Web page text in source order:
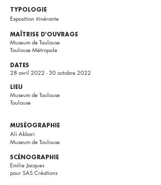
TYPOLOGIE
Exposition itinérante
MAÎTRISE D'OUVRAGE
Museum de Toulouse
Toulouse Métropole
DATES
28 avril 2022 - 30 octobre 2022
LIEU
Museum de Toulouse
Toulouse
MUSÉOGRAPHIE
Ali Akbari
Museum de Toulouse
SCÉNOGRAPHIE
Emilie Jacques
pour SAS Créations